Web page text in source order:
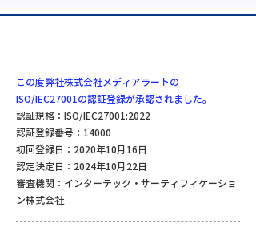
この度弊社株式会社メディアラートの
ISO/IEC27001の認証登録が承認されました。
認証規格：ISO/IEC27001:2022
認証登録番号：14000
初回登録日：2020年10月16日
認定決定日：2024年10月22日
審査機関：インターテック・サーティフィケーショ
ン株式会社